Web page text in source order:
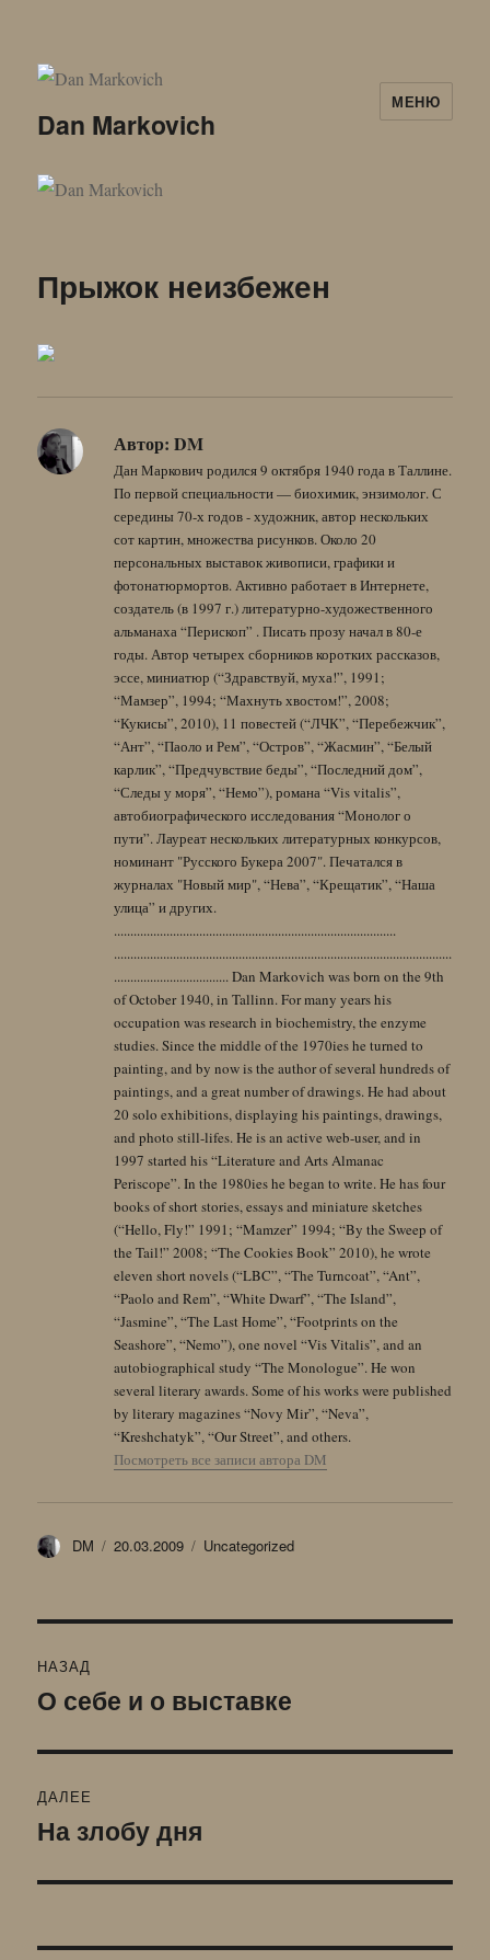
Dan Markovich
МЕНЮ
Прыжок неизбежен
Автор: DM
Дан Маркович родился 9 октября 1940 года в Таллине.
По первой специальности — биохимик, энзимолог. С
середины 70-х годов - художник, автор нескольких
сот картин, множества рисунков. Около 20
персональных выставок живописи, графики и
фотонатюрмортов. Активно работает в Интернете,
создатель (в 1997 г.) литературно-художественного
альманаха “Перископ” . Писать прозу начал в 80-е
годы. Автор четырех сборников коротких рассказов,
эссе, миниатюр (“Здравствуй, муха!”, 1991;
“Мамзер”, 1994; “Махнуть хвостом!”, 2008;
“Кукисы”, 2010), 11 повестей (“ЛЧК”, “Перебежчик”,
“Ант”, “Паоло и Рем”, “Остров”, “Жасмин”, “Белый
карлик”, “Предчувствие беды”, “Последний дом”,
“Следы у моря”, “Немо”), романа “Vis vitalis”,
автобиографического исследования “Монолог о
пути”. Лауреат нескольких литературных конкурсов,
номинант "Русского Букера 2007". Печатался в
журналах "Новый мир", “Нева”, “Крещатик”, “Наша
улица” и других.
......................................................................................
.......................................................................................................
................................... Dan Markovich was born on the 9th
of October 1940, in Tallinn. For many years his
occupation was research in biochemistry, the enzyme
studies. Since the middle of the 1970ies he turned to
painting, and by now is the author of several hundreds of
paintings, and a great number of drawings. He had about
20 solo exhibitions, displaying his paintings, drawings,
and photo still-lifes. He is an active web-user, and in
1997 started his “Literature and Arts Almanac
Periscope”. In the 1980ies he began to write. He has four
books of short stories, essays and miniature sketches
(“Hello, Fly!” 1991; “Mamzer” 1994; “By the Sweep of
the Tail!” 2008; “The Cookies Book” 2010), he wrote
eleven short novels (“LBC”, “The Turncoat”, “Ant”,
“Paolo and Rem”, “White Dwarf”, “The Island”,
“Jasmine”, “The Last Home”, “Footprints on the
Seashore”, “Nemo”), one novel “Vis Vitalis”, and an
autobiographical study “The Monologue”. He won
several literary awards. Some of his works were published
by literary magazines “Novy Mir”, “Neva”,
“Kreshchatyk”, “Our Street”, and others.
Посмотреть все записи автора DM
Автор
DM Опубликовано
20.03.2009 Рубрики
Uncategorized
по
НАЗАД
Предыдущая
О себе и о выставке
ДАЛЕЕ
Следующая
На злобу дня